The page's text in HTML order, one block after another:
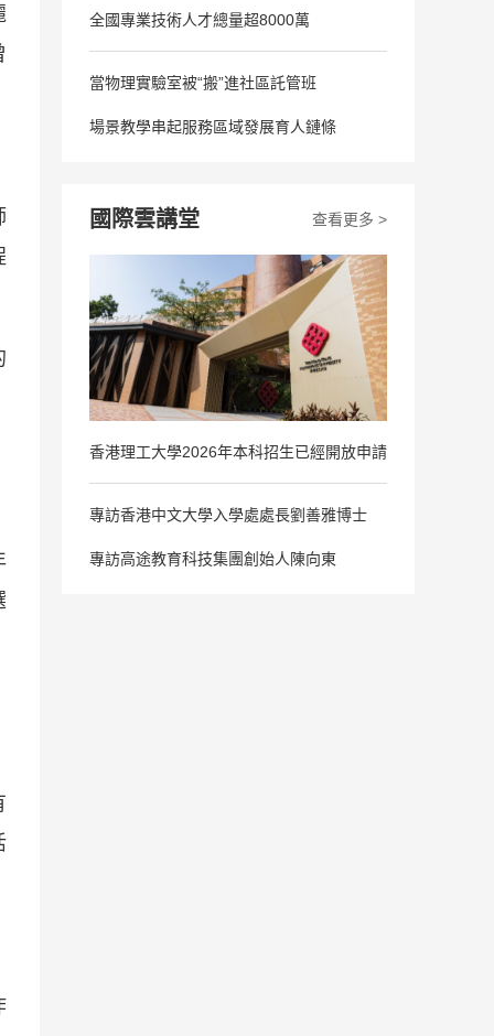
全國專業技術人才總量超8000萬
當物理實驗室被“搬”進社區託管班
場景教學串起服務區域發展育人鏈條
查看更多 >
國際雲講堂
香港理工大學2026年本科招生已經開放申請
專訪香港中文大學入學處處長劉善雅博士
專訪高途教育科技集團創始人陳向東